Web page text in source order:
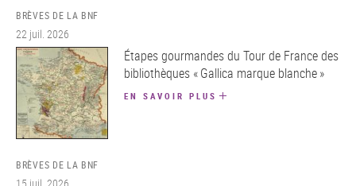
BRÈVES DE LA BNF
22 juil. 2026
Étapes gourmandes du Tour de France des
bibliothèques « Gallica marque blanche »
EN SAVOIR PLUS
BRÈVES DE LA BNF